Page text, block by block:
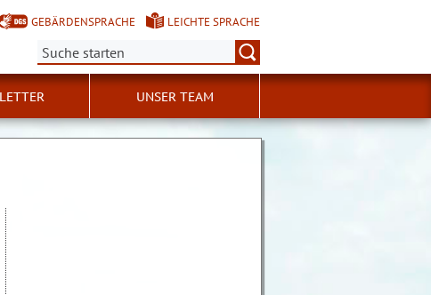
GEBÄRDENSPRACHE
LEICHTE SPRACHE
Suche:
UNSER TEAM